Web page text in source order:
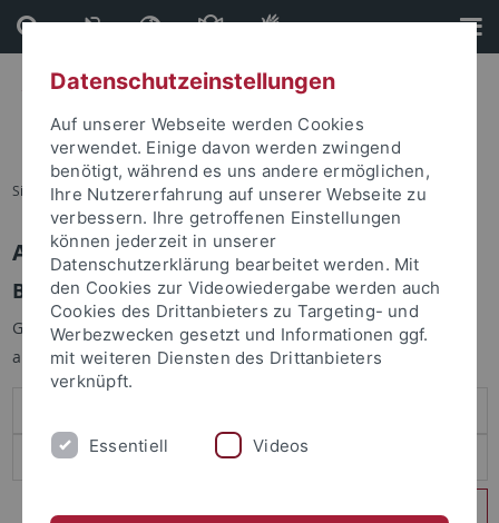
Direkt
zum
Inhalt
Direkt
zur
Fußleiste
Sie sind hier: Startseite
Anmelden
Benutzeranmeldung
Geben Sie Ihren Benutzernamen und Ihr Passwort an um sich
anzumelden:
Datenschutzeinstellungen
Auf unserer Webseite werden Cookies
verwendet. Einige davon werden zwingend
benötigt, während es uns andere ermöglichen,
Ihre Nutzererfahrung auf unserer Webseite zu
verbessern. Ihre getroffenen Einstellungen
können jederzeit in unserer
Datenschutzerklärung bearbeitet werden. Mit
den Cookies zur Videowiedergabe werden auch
Cookies des Drittanbieters zu Targeting- und
Werbezwecken gesetzt und Informationen ggf.
mit weiteren Diensten des Drittanbieters
verknüpft.
Essentiell Videos